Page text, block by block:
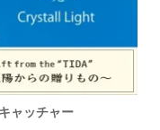
ャッチャー